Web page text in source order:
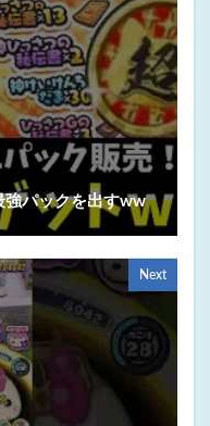
強パックを出すww
Next